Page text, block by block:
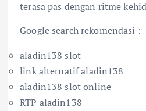
terasa pas dengan ritme
Google search rekomendasi :
aladin138 slot
link alternatif aladin138
aladin138 slot online
RTP aladin138